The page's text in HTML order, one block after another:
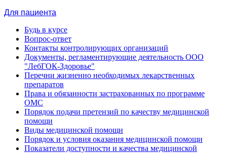
Для пациента
Будь в курсе
Вопрос-ответ
Контакты контролирующих организаций
Документы, регламентирующие деятельность ООО
"ЛебГОК-Здоровье"
Перечни жизненно необходимых лекарственных
препаратов
Права и обязанности застрахованных по программе
ОМС
Порядок подачи претензий по качеству медицинской
помощи
Виды медицинской помощи
Порядок и условия оказания медицинской помощи
Показатели доступности и качества медицинской